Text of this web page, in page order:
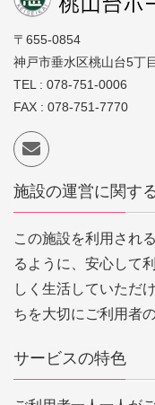
〒655-0854
神戸市垂水区桃山台5丁
TEL : 078-751-0006
FAX : 078-751-7770
施設の運営に関す
この施設を利用され
るように、安心して
しく生活していただ
ちを大切にご利用者
サービスの特色